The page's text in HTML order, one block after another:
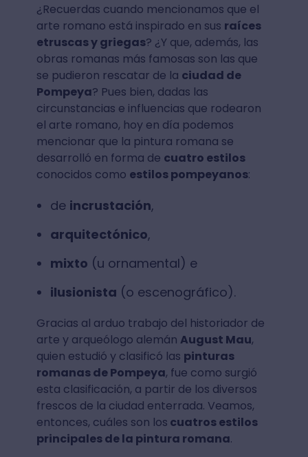
¿Recuerdas cuando mencionamos que el
arte romano está inspirado en sus raíces
etruscas y griegas? ¿Y que, además, las
obras romanas más famosas son las que
se pudieron rescatar de la ciudad de
Pompeya? Pues bien, dadas las
circunstancias e influencias que rodearon
el arte romano, hoy en día podemos
mencionar que la pintura romana se
desarrolló en forma de cuatro estilos
conocidos como estilos pompeyanos:
de incrustación,
arquitectónico,
mixto (u ornamental) e
ilusionista (o escenográfico).
Gracias al arduo trabajo del historiador de
arte y arqueólogo alemán August Mau,
quien estudió y clasificó las pinturas
romanas de Pompeya, fue como surgió
esta clasificación, a partir de los diversos
frescos de la ciudad enterrada. Veamos,
entonces, cuáles son los cuatros estilos
principales de la pintura romana.